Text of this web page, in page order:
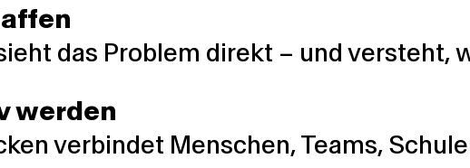
das Problem direkt – und versteht,
werden
verbindet Menschen, Teams,